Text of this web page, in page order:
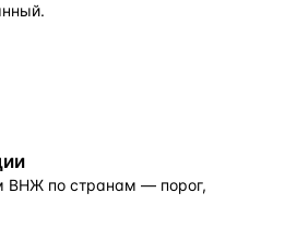
ВНЖ по странам — порог,